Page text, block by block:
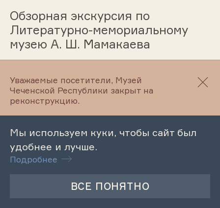
Обзорная экскурсия по
Литературно-мемориальному
музею А. Ш. Мамакаева
25.11.2024
Тематическая экскурсия
«Культурное наследие: взгляд
сквозь поколения»
Уважаемые посетители, Музей
Чеченской Республики закрыт на
реконструкцию.
Мы используем куки, чтобы сайт был
удобнее и лучше.
Подробнее